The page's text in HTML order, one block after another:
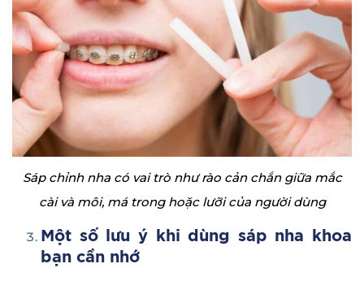
Sáp chỉnh nha có vai trò như rào cản chắn giữa mắc
cài và môi, má trong hoặc lưỡi của người dùng
Một sốl ưu ý khi dùng sáp nha khoa
bạn cần nhớ